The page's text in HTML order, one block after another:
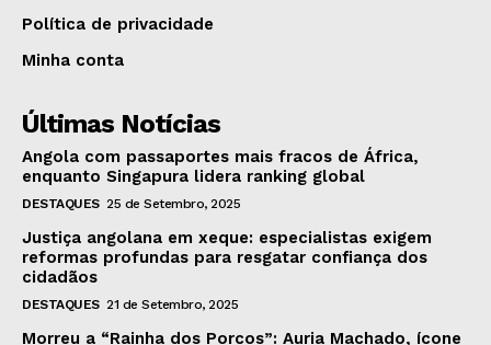
Política de privacidade
Minha conta
Últimas Notícias
Angola com passaportes mais fracos de África,
enquanto Singapura lidera ranking global
DESTAQUES 25 de Setembro, 2025
Justiça angolana em xeque: especialistas exigem
reformas profundas para resgatar confiança dos
cidadãos
DESTAQUES 21 de Setembro, 2025
Morreu a “Rainha dos Porcos”: Auria Machado, ícone